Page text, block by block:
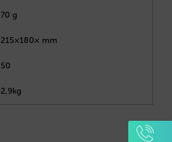
70 g
215×180× mm
50
2,9kg